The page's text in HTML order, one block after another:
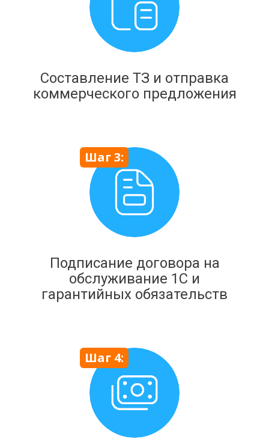
Составление ТЗ и отправка
коммерческого предложения
Подписание договора на
обслуживание 1С и
гарантийных обязательств
Шаг 3:
Шаг 4: